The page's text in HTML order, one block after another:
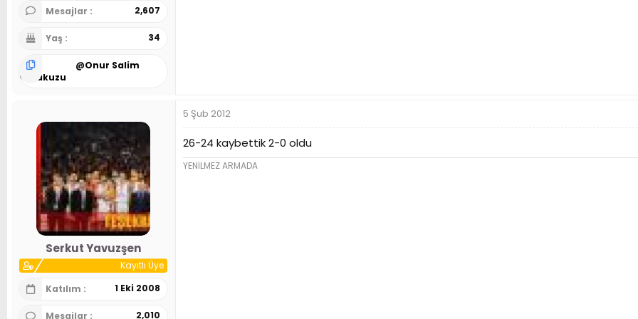
Mesajlar 2,607
Yaş 34
@Onur Salim
Karakuzu
Serkut Yavuzşen
Kayıtlı Üye
Katılım
1 Eki 2008
Mesajlar 2,010
5 Şub 2012
26-24 kaybettik 2-0 oldu
YENİLMEZ ARMADA